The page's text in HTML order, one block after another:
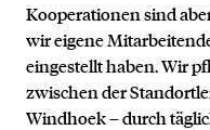
Kooperationen sind
wir eigene
eingestellt haben. Wir
zwischen der
Windhoek – durch